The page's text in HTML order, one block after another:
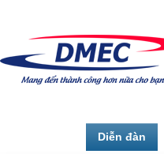
Diễn đàn